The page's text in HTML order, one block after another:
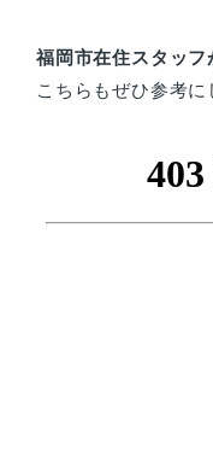
福岡市在住スタッフ
こちらもぜひ参考